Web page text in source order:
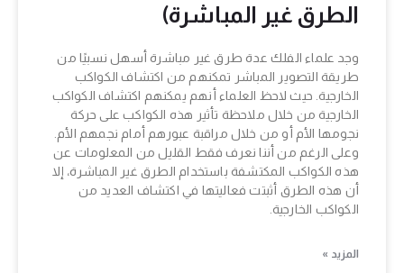
الطرق غير المباشرة)
وجد علماء الفلك عدة طرق غير مباشرة أسهل نسبيًا من
طريقة التصوير المباشر تمكنهم من اكتشاف الكواكب
الخارجية. حيث لاحظ العلماء أنهم يمكنهم اكتشاف الكواكب
الخارجية من خلال ملاحظة تأثير هذه الكواكب على حركة
نجومها الأم أو من خلال مراقبة عبورهم أمام نجمهم الأم.
وعلى الرغم من أننا نعرف فقط القليل من المعلومات عن
هذه الكواكب المكتشفة باستخدام الطرق غير المباشرة، إلا
أن هذه الطرق أثبتت فعاليتها في اكتشاف العديد من
الكواكب الخارجية.
المزيد »